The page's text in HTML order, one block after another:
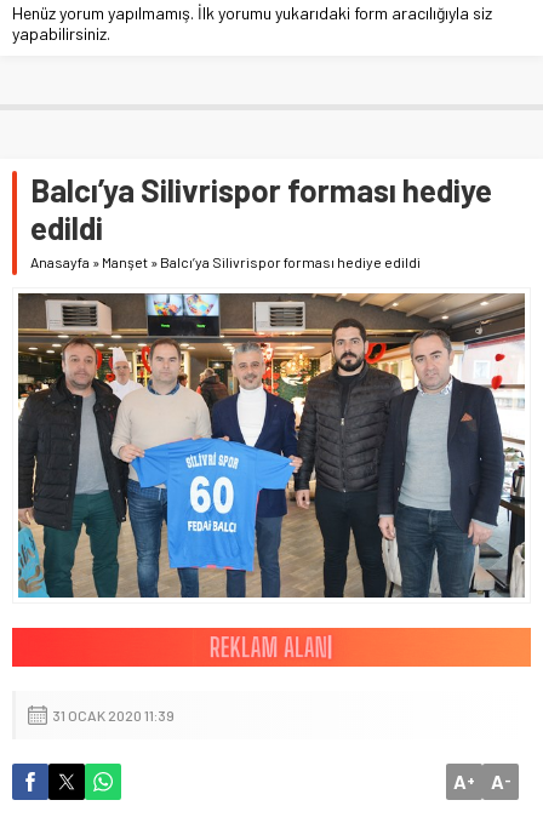
Henüz yorum yapılmamış. İlk yorumu yukarıdaki form aracılığıyla siz
yapabilirsiniz.
Balcı’ya Silivrispor forması hediye
edildi
Anasayfa » Manşet » Balcı’ya Silivrispor forması hediye edildi
31 OCAK 2020 11:39
A+ A-